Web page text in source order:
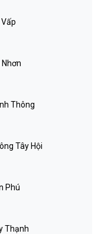
Thông
Tây Hội
Phú
Thạnh